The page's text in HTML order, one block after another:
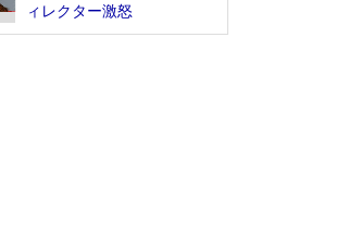
ィレクター激怒